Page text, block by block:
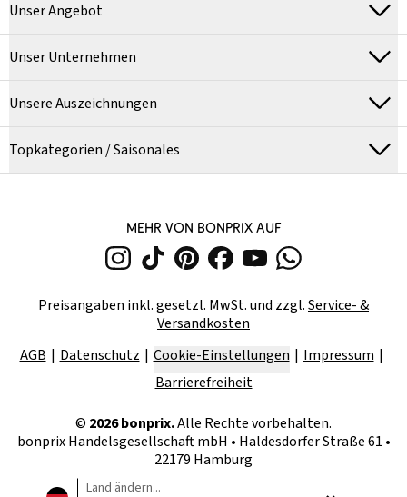
Unser Angebot
Unser Unternehmen
Unsere Auszeichnungen
Topkategorien / Saisonales
MEHR VON BONPRIX AUF
Preisangaben inkl. gesetzl. MwSt. und zzgl.Service- &
Versandkosten
AGB
Datenschutz Cookie-Einstellungen
Impressum
Barrierefreiheit
© 2026bonprix.Alle Rechte vorbehalten.
bonprix Handelsgesellschaft mbH • Haldesdorfer Straße 61 •
22179 Hamburg
Land ändern...